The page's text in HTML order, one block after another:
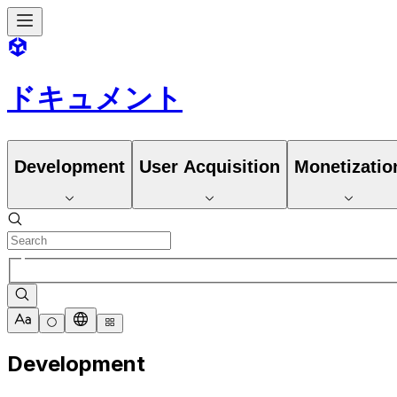
ドキュメント
Development User Acquisition
Development